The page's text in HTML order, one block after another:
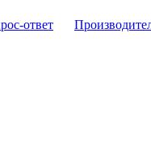
ответ